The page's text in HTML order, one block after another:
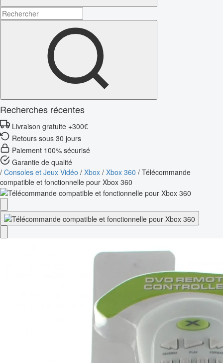
Recherches récentes
Livraison gratuite +300€
Retours sous 30 jours
Paiement 100% sécurisé
Garantie de qualité
/ Consoles et Jeux Vidéo / Xbox / Xbox 360 / Télécommande
compatible et fonctionnelle pour Xbox 360